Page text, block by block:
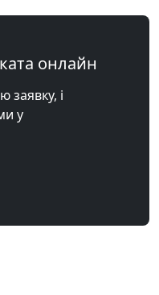
онлайн
заявку, і
у